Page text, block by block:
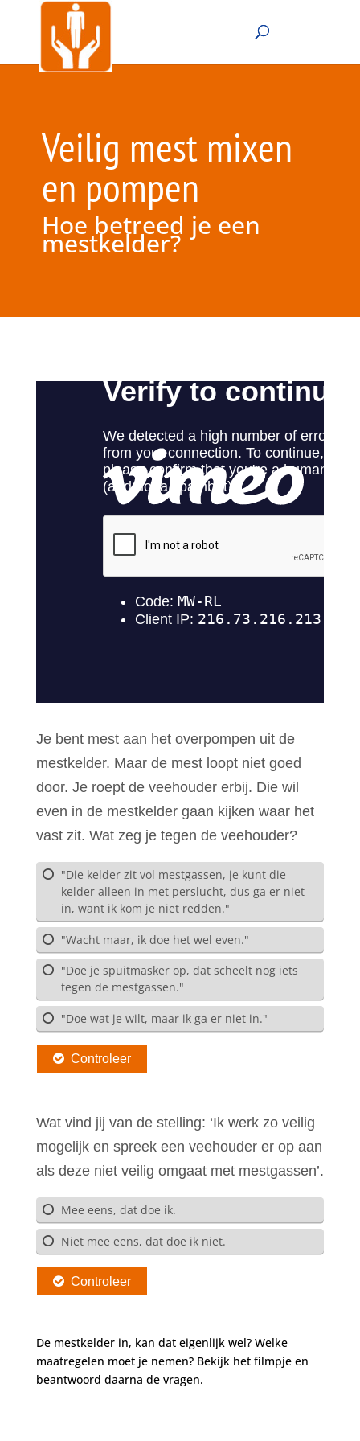
Veilig mest mixen
en pompen
Hoe betreed je een
mestkelder?
De mestkelder in, kan dat eigenlijk wel? Welke
maatregelen moet je nemen? Bekijk het filmpje en
beantwoord daarna de vragen.